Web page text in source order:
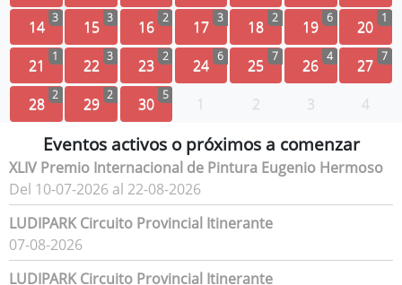
14 3 15 3 16 2 17 3 18 2 19 6 20 1
21 1 22 3 23 2 24 6 25 7 26 4 27 7
28 2 29 2 30 5 1 2 3 4
Eventos activos o próximos a comenzar
XLIV Premio Internacional de Pintura Eugenio Hermoso
Del 10-07-2026 al 22-08-2026
LUDIPARK Circuito Provincial Itinerante
07-08-2026
LUDIPARK Circuito Provincial Itinerante